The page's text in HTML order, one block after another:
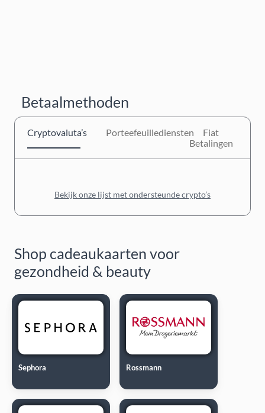
Betaalmethoden
Cryptovaluta’s Porteefeuillediensten
Fiat
Betalingen
Bekijk onze lijst met ondersteunde crypto’s
Shop cadeaukaarten voor
gezondheid & beauty
Sephora Rossmann